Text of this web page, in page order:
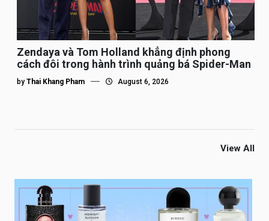
Zendaya và Tom Holland khẳng định phong
cách đôi trong hành trình quảng bá Spider-Man
by Thai Khang Pham August 6, 2026
View All